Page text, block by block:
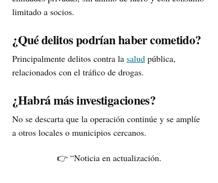
limitado a socios.
¿Qué delitos podrían haber cometido?
Principalmente delitos contra la salud pública,
relacionados con el tráfico de drogas.
¿Habrá más investigaciones?
No se descarta que la operación continúe y se amplíe
a otros locales o municipios cercanos.
👉 “Noticia en actualización.